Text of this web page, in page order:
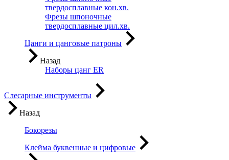
твердосплавные кон.хв.
Фрезы шпоночные
твердосплавные цил.хв.
Цанги и цанговые патроны
Назад
Наборы цанг ER
Слесарные инструменты
Назад
Бокорезы
Клейма буквенные и цифровые